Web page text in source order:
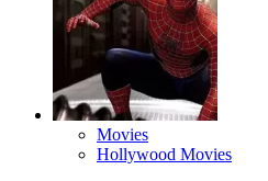
Movies
Hollywood Movies